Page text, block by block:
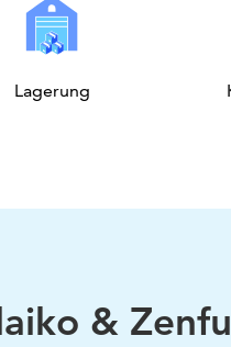
Lagerung
&